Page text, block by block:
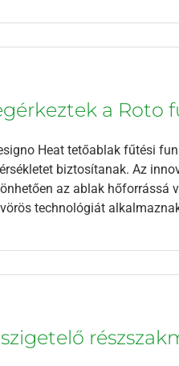
a Roto
Heat tetőablak fűtési
biztosítanak. Az
az ablak hőforrássá
technológiát